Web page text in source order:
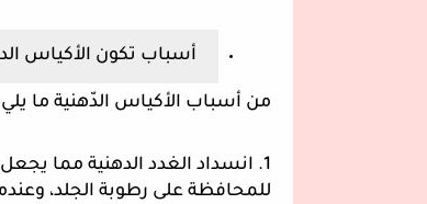
أسباب تكون الأكياس
من أسباب الأكياس الدّهنية ما
للمحافظة على رطوبة الجلد،